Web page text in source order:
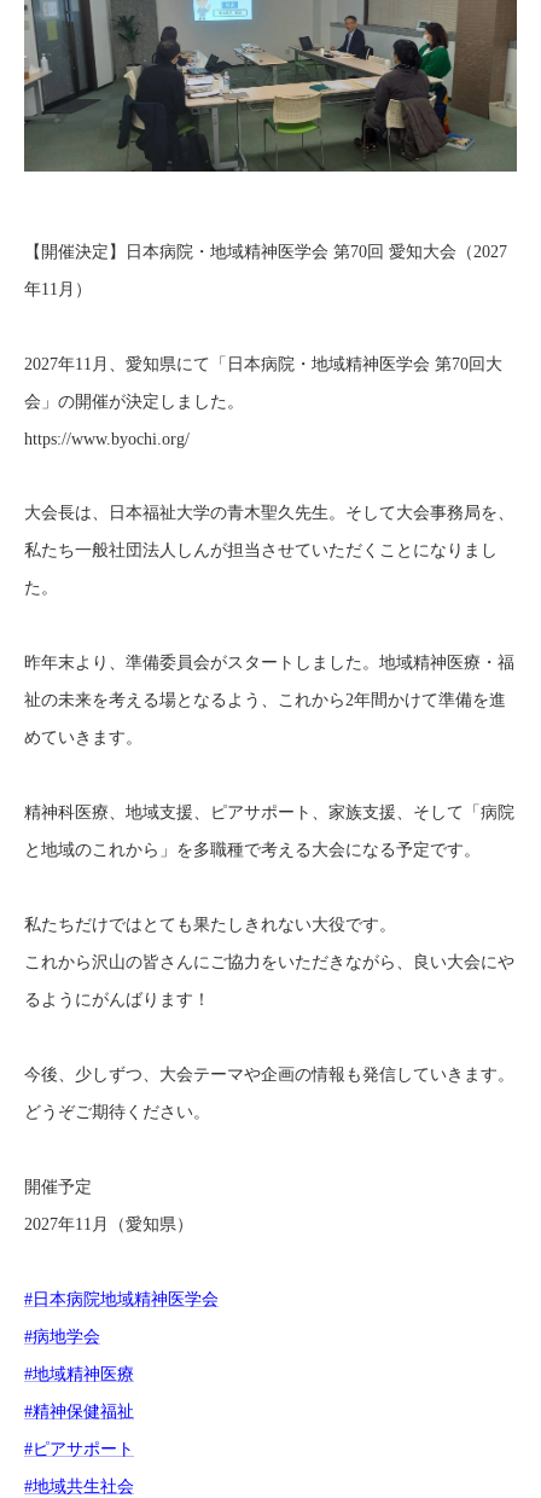
【開催決定】日本病院・地域精神医学会 第70回 愛知大会（2027
年11月）
2027年11月、愛知県にて「日本病院・地域精神医学会 第70回大
会」の開催が決定しました。
https://www.byochi.org/
大会長は、日本福祉大学の青木聖久先生。そして大会事務局を、
私たち一般社団法人しんが担当させていただくことになりまし
た。
昨年末より、準備委員会がスタートしました。地域精神医療・福
祉の未来を考える場となるよう、これから2年間かけて準備を進
めていきます。
精神科医療、地域支援、ピアサポート、家族支援、そして「病院
と地域のこれから」を多職種で考える大会になる予定です。
私たちだけではとても果たしきれない大役です。
これから沢山の皆さんにご協力をいただきながら、良い大会にや
るようにがんばります！
今後、少しずつ、大会テーマや企画の情報も発信していきます。
どうぞご期待ください。
開催予定
2027年11月（愛知県）
#日本病院地域精神医学会
#病地学会
#地域精神医療
#精神保健福祉
#ピアサポート
#地域共生社会